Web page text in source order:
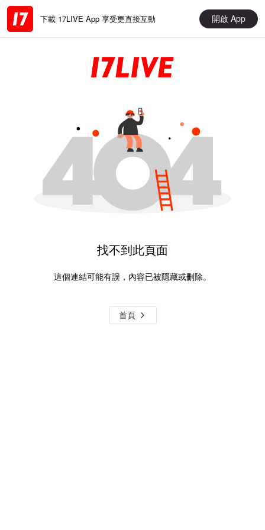
下載 17LIVE App 享受更直接互動 開啟 App
找不到此頁面
這個連結可能有誤，內容已被隱藏或刪除。
首頁